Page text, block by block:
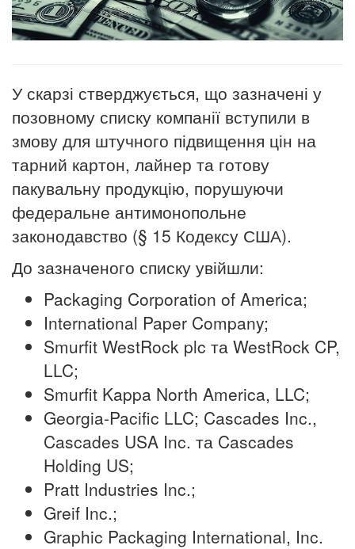
У скарзі стверджується, що зазначені у
позовному списку компанії вступили в
змову для штучного підвищення цін на
тарний картон, лайнер та готову
пакувальну продукцію, порушуючи
федеральне антимонопольне
законодавство (§ 15 Кодексу США).
До зазначеного списку увійшли:
Packaging Corporation of America;
International Paper Company;
Smurfit WestRock plc та WestRock CP,
LLC;
Smurfit Kappa North America, LLC;
Georgia-Pacific LLC; Cascades Inc.,
Cascades USA Inc. та Cascades
Holding US;
Pratt Industries Inc.;
Greif Inc.;
Graphic Packaging International, Inc.